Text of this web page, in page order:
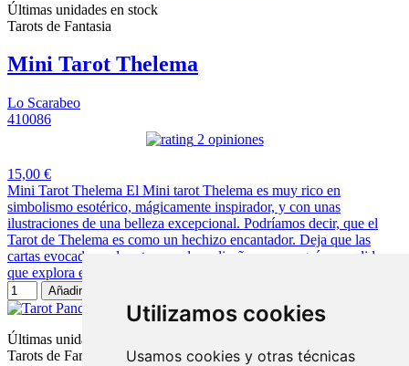
Utilizamos cookies
Usamos cookies y otras técnicas
Últimas unidades en stock
Tarots de Fantasia
Mini Tarot Thelema
Lo Scarabeo
410086
2 opiniones
15,00 €
Mini Tarot Thelema El Mini tarot Thelema es muy rico en
simbolismo esotérico, mágicamente inspirador, y con unas
ilustraciones de una belleza excepcional. Podríamos decir, que el
Tarot de Thelema es como un hechizo encantador. Deja que las
cartas evocadoras de este novedoso diseño sean su guía a medida
que explora el borde entre la luz y la oscuridad, el...
Añadir al carrito
Últimas unidades en stock
Tarots de Fantasia